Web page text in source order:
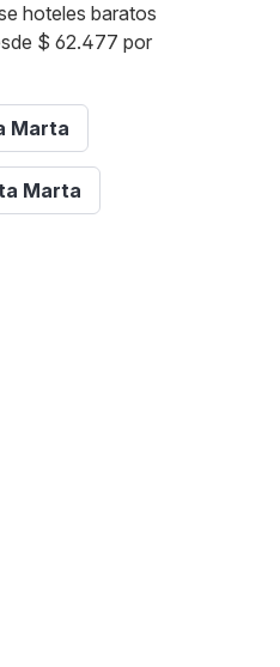
hoteles baratos
$ 62.477 por
Marta
Marta